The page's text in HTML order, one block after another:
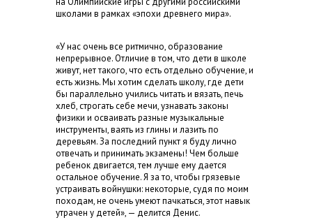
школами в рамках «эпохи древнего мира».
«У нас очень все ритмично, образование
непрерывное. Отличие в том, что дети в школе
живут, нет такого, что есть отдельно обучение, и
есть жизнь. Мы хотим сделать школу, где дети
бы параллельно учились читать и вязать, печь
хлеб, строгать себе мечи, узнавать законы
физики и осваивать разные музыкальные
инструменты, ваять из глины и лазить по
деревьям. За последний пункт я буду лично
отвечать и принимать экзамены! Чем больше
ребенок двигается, тем лучше ему дается
остальное обучение. Я за то, чтобы грязевые
устраивать войнушки: некоторые, судя по моим
походам, не очень умеют пачкаться, этот навык
утрачен у детей», — делится Денис.